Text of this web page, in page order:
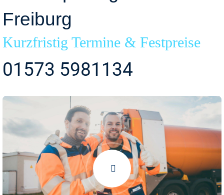
Freiburg
Kurzfristig Termine & Festpreise
01573 5981134